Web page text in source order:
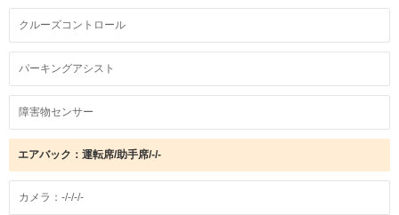
クルーズコントロール
パーキングアシスト
障害物センサー
エアバック：運転席/助手席/-/-
カメラ：-/-/-/-